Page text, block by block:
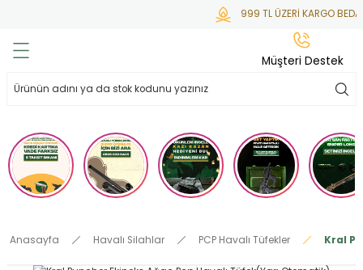
999 TL ÜZERİ KARGO BEDAVA
Anasayfa Havalı Silahlar PCP Havalı Tüfekler Kral